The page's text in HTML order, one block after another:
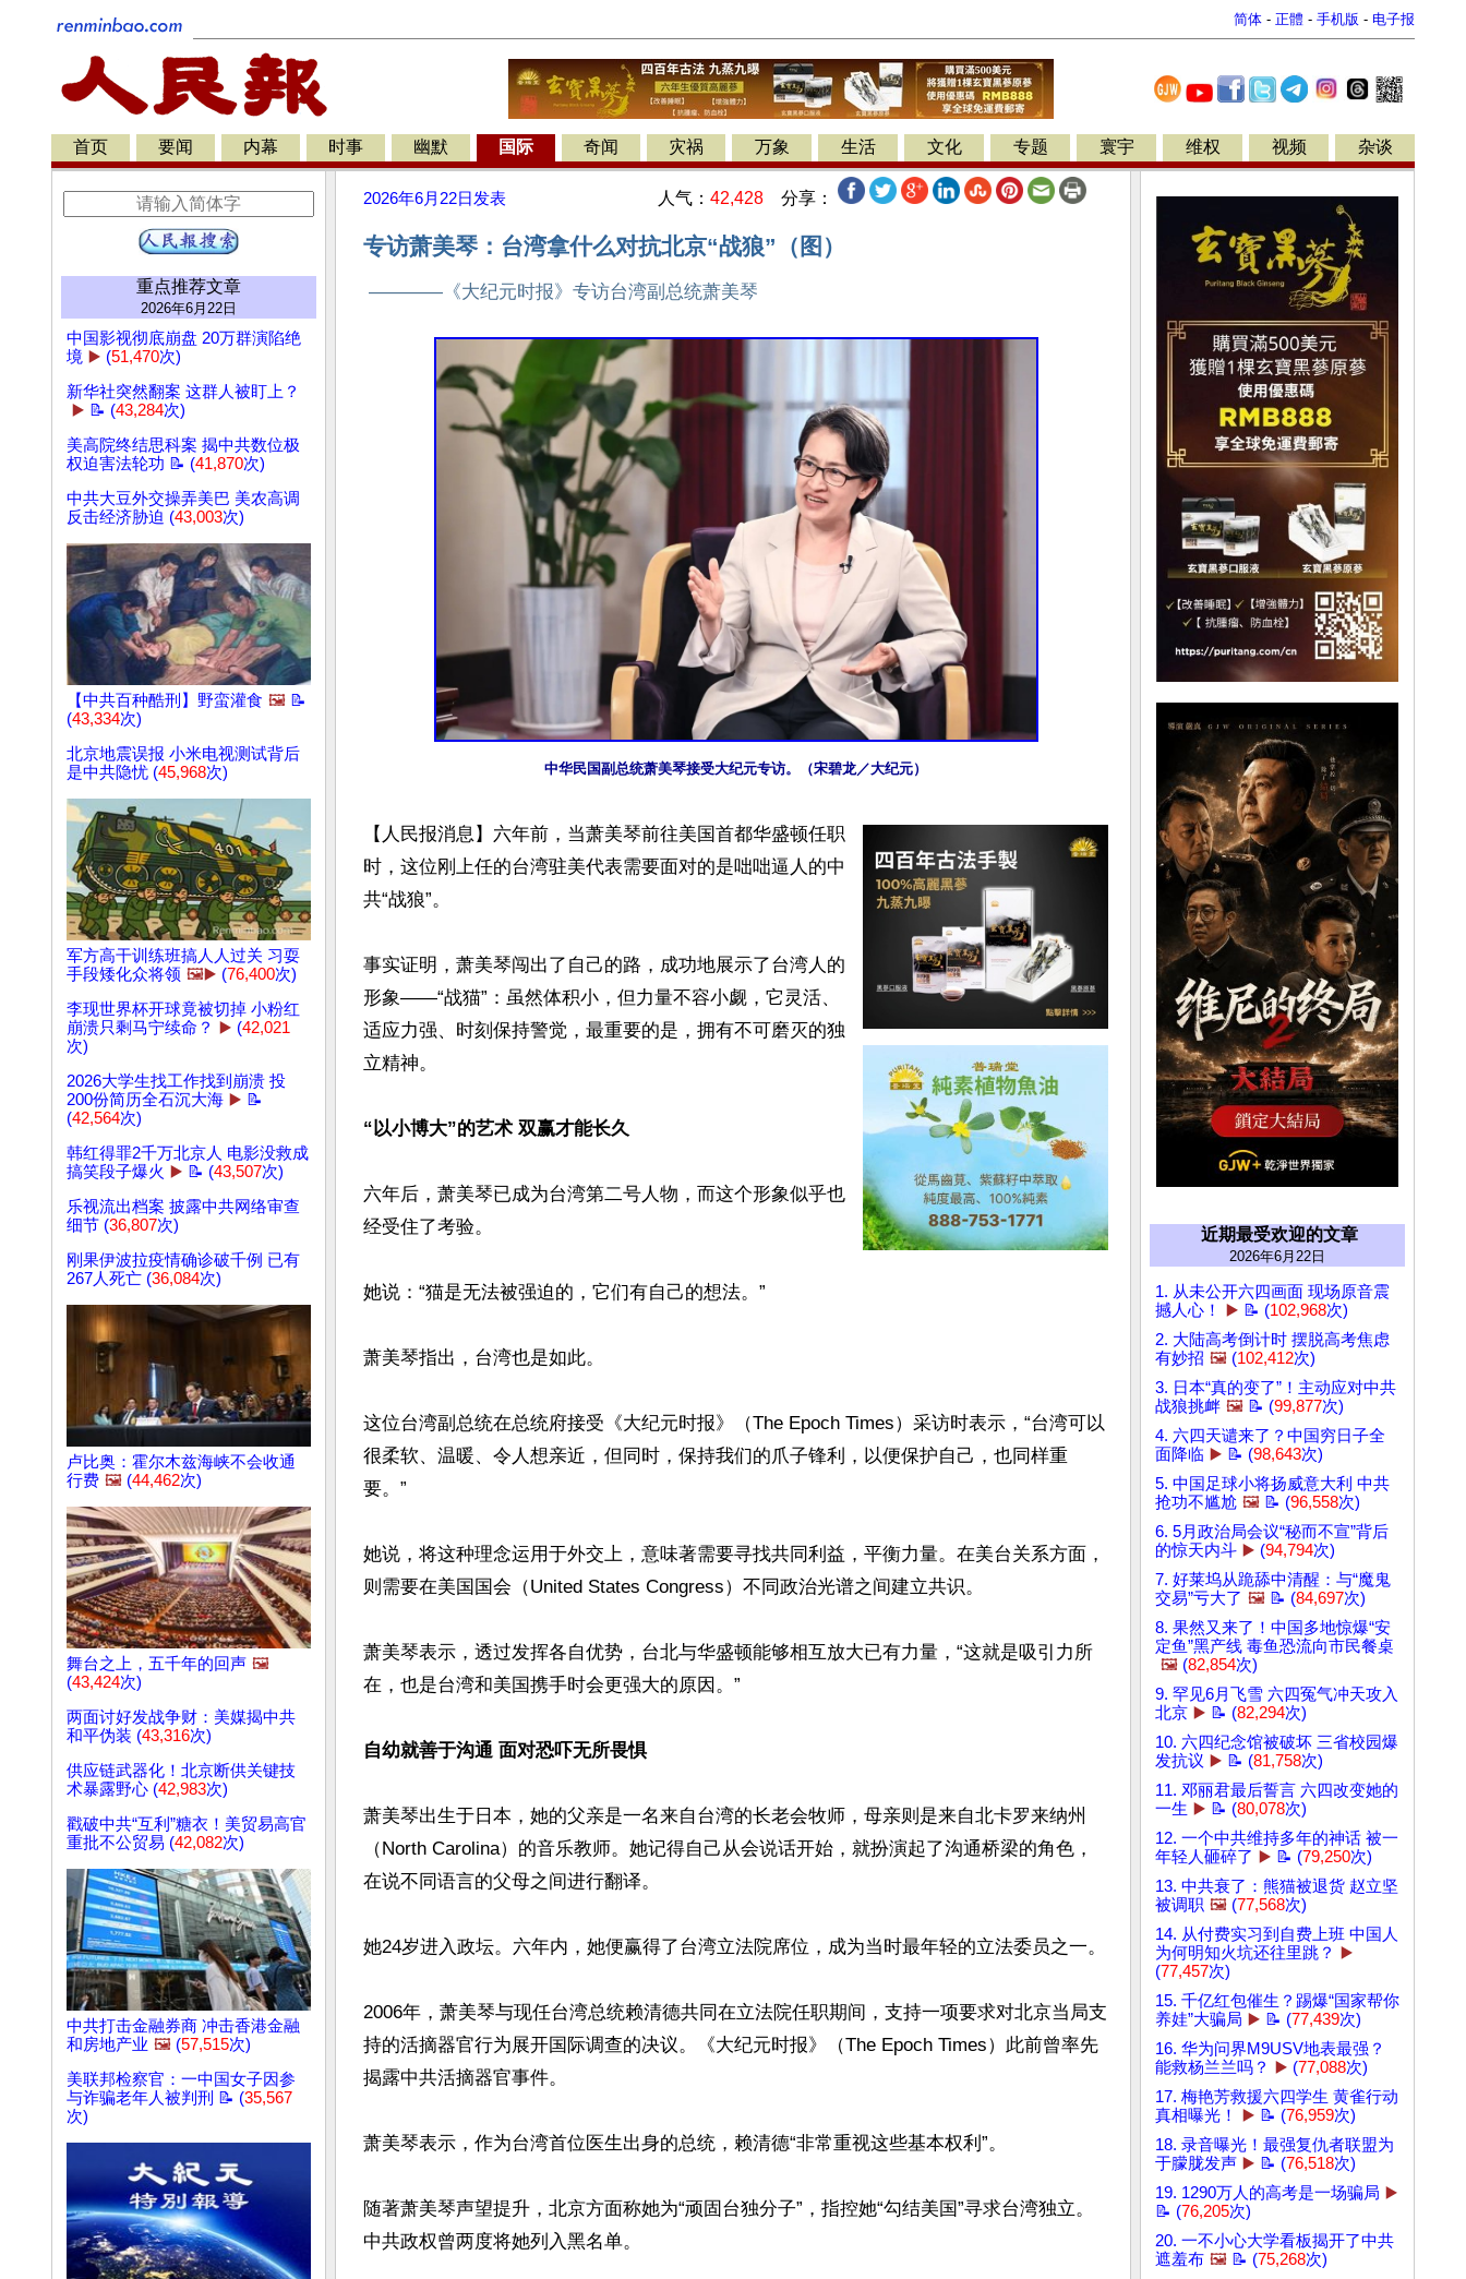
简体 - 正體 - 手机版 - 电子报
首页 要闻 内幕 时事 幽默 国际 奇闻 灾祸 万象 生活 文化 专题 寰宇 维权 视频 杂谈
重点推荐文章
2026年6月22日
中国影视彻底崩盘 20万群演陷绝
境 ▶️ (51,470次)
新华社突然翻案 这群人被盯上？
▶️ 📝 (43,284次)
美高院终结思科案 揭中共数位极
权迫害法轮功 📝 (41,870次)
中共大豆外交操弄美巴 美农高调
反击经济胁迫 (43,003次)
【中共百种酷刑】野蛮灌食 🖼️ 📝
(43,334次)
北京地震误报 小米电视测试背后
是中共隐忧 (45,968次)
军方高干训练班搞人人过关 习耍
手段矮化众将领 🖼️▶️ (76,400次)
李现世界杯开球竟被切掉 小粉红
崩溃只剩马宁续命？
▶️ (42,021
次)
2026大学生找工作找到崩溃 投
200份简历全石沉大海 ▶️ 📝
(42,564次)
韩红得罪2千万北京人 电影没救成
搞笑段子爆火 ▶️ 📝 (43,507次)
乐视流出档案 披露中共网络审查
细节 (36,807次)
刚果伊波拉疫情确诊破千例 已有
267人死亡 (36,084次)
卢比奥：霍尔木兹海峡不会收通
行费 🖼️ (44,462次)
舞台之上，五千年的回声 🖼️
(43,424次)
两面讨好发战争财：美媒揭中共
和平伪装 (43,316次)
供应链武器化！北京断供关键技
术暴露野心 (42,983次)
戳破中共“互利”糖衣！美贸易高官
重批不公贸易 (42,082次)
中共打击金融券商 冲击香港金融
和房地产业 🖼️ (57,515次)
美联邦检察官：一中国女子因参
与诈骗老年人被判刑 📝 (35,567
次)
2026年6月22日 发表 人气： 42,428 分享：
专访萧美琴：台湾拿什么对抗北京“战狼”（图）
————《大纪元时报》专访台湾副总统萧美琴
中华民国副总统萧美琴接受大纪元专访。（宋碧龙／大纪元）
【人民报消息】六年前，当萧美琴前往美国首都华盛顿任职
时，这位刚上任的台湾驻美代表需要面对的是咄咄逼人的中
共“战狼”。
事实证明，萧美琴闯出了自己的路，成功地展示了台湾人的
形象——“战猫”：虽然体积小，但力量不容小觑，它灵活、
适应力强、时刻保持警觉，最重要的是，拥有不可磨灭的独
立精神。
“以小博大”的艺术 双赢才能长久
六年后，萧美琴已成为台湾第二号人物，而这个形象似乎也
经受住了考验。
她说：“猫是无法被强迫的，它们有自己的想法。”
萧美琴指出，台湾也是如此。
这位台湾副总统在总统府接受《大纪元时报》（The Epoch Times）采访时表示，“台湾可以
很柔软、温暖、令人想亲近，但同时，保持我们的爪子锋利，以便保护自己，也同样重
要。”
她说，将这种理念运用于外交上，意味著需要寻找共同利益，平衡力量。在美台关系方面，
则需要在美国国会（United States Congress）不同政治光谱之间建立共识。
萧美琴表示，透过发挥各自优势，台北与华盛顿能够相互放大已有力量，“这就是吸引力所
在，也是台湾和美国携手时会更强大的原因。”
自幼就善于沟通 面对恐吓无所畏惧
萧美琴出生于日本，她的父亲是一名来自台湾的长老会牧师，母亲则是来自北卡罗来纳州
（North Carolina）的音乐教师。她记得自己从会说话开始，就扮演起了沟通桥梁的角色，
在说不同语言的父母之间进行翻译。
她24岁进入政坛。六年内，她便赢得了台湾立法院席位，成为当时最年轻的立法委员之一。
2006年，萧美琴与现任台湾总统赖清德共同在立法院任职期间，支持一项要求对北京当局支
持的活摘器官行为展开国际调查的决议。《大纪元时报》（The Epoch Times）此前曾率先
揭露中共活摘器官事件。
萧美琴表示，作为台湾首位医生出身的总统，赖清德“非常重视这些基本权利”。
随著萧美琴声望提升，北京方面称她为“顽固台独分子”，指控她“勾结美国”寻求台湾独立。
中共政权曾两度将她列入黑名单。
近期最受欢迎的文章
2026年6月22日
1. 从未公开六四画面 现场原音震
撼人心！
▶️ 📝 (102,968次)
2. 大陆高考倒计时 摆脱高考焦虑
有妙招 🖼️ (102,412次)
3. 日本“真的变了”！主动应对中共
战狼挑衅 🖼️ 📝 (99,877次)
4. 六四天谴来了？中国穷日子全
面降临 ▶️ 📝 (98,643次)
5. 中国足球小将扬威意大利 中共
抢功不尴尬 🖼️ 📝 (96,558次)
6. 5月政治局会议“秘而不宣”背后
的惊天内斗 ▶️ (94,794次)
7. 好莱坞从跪舔中清醒：与“魔鬼
交易”亏大了 🖼️ 📝 (84,697次)
8. 果然又来了！中国多地惊爆“安
定鱼”黑产线 毒鱼恐流向市民餐桌
🖼️ (82,854次)
9. 罕见6月飞雪 六四冤气冲天攻入
北京 ▶️ 📝 (82,294次)
10. 六四纪念馆被破坏 三省校园爆
发抗议 ▶️ 📝 (81,758次)
11. 邓丽君最后誓言 六四改变她的
一生 ▶️ 📝 (80,078次)
12. 一个中共维持多年的神话 被一
年轻人砸碎了 ▶️ 📝 (79,250次)
13. 中共衰了：熊猫被退货 赵立坚
被调职 🖼️ (77,568次)
14. 从付费实习到自费上班 中国人
为何明知火坑还往里跳？
▶️
(77,457次)
15. 千亿红包催生？踢爆“国家帮你
养娃”大骗局 ▶️ 📝 (77,439次)
16. 华为问界M9USV地表最强？
能救杨兰兰吗？
▶️ (77,088次)
17. 梅艳芳救援六四学生 黄雀行动
真相曝光！
▶️ 📝 (76,959次)
18. 录音曝光！最强复仇者联盟为
于朦胧发声 ▶️ 📝 (76,518次)
19. 1290万人的高考是一场骗局 ▶️
📝 (76,205次)
20. 一不小心大学看板揭开了中共
遮羞布 🖼️ 📝 (75,268次)